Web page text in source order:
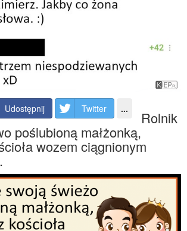
Udostępnij Twitter ... Rolnik
poślubioną małżonką,
wozem ciągnionym